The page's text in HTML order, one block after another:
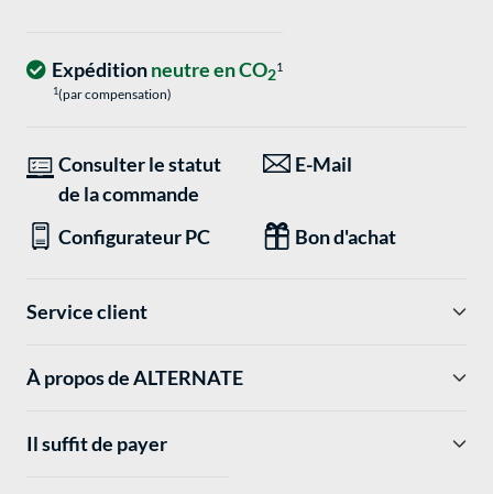
Expéditionneutre en CO21
1(par compensation)
Consulter le statut
de la commande
E-Mail
Configurateur PC Bon d'achat
Service client
À propos de ALTERNATE
Il suffit de payer